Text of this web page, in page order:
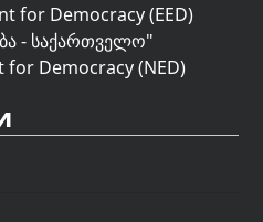
for Democracy (EED)
- საქართველო"
Democracy (NED)